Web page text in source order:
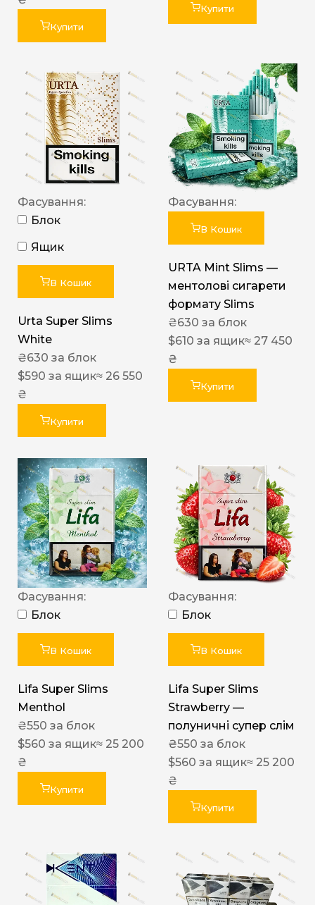
Купити
Купити
Фасування:
Блок
Ящик
В Кошик
Urta Super Slims
White
₴630 за блок
$590 за ящик≈ 26 550
₴
Купити
Фасування:
В Кошик
URTA Mint Slims —
ментолові сигарети
формату Slims
₴630 за блок
$610 за ящик≈ 27 450
₴
Купити
Фасування:
Блок
В Кошик
Lifa Super Slims
Menthol
₴550 за блок
$560 за ящик≈ 25 200
₴
Купити
Фасування:
Блок
В Кошик
Lifa Super Slims
Strawberry —
полуничні супер слім
₴550 за блок
$560 за ящик≈ 25 200
₴
Купити